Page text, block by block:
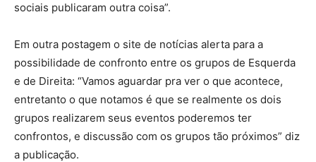
sociais publicaram outra coisa”.
Em outra postagem o site de notícias alerta para a
possibilidade de confronto entre os grupos de Esquerda
e de Direita: “Vamos aguardar pra ver o que acontece,
entretanto o que notamos é que se realmente os dois
grupos realizarem seus eventos poderemos ter
confrontos, e discussão com os grupos tão próximos” diz
a publicação.